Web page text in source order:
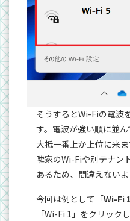
そうするとWi-Fiの電波
す。電波が強い順に並
大抵一番上か上位に来
隣家のWi-Fiや別テナン
あるため、間違えないよ
今回は例として「Wi-Fi 1
「Wi-Fi 1」をクリックし